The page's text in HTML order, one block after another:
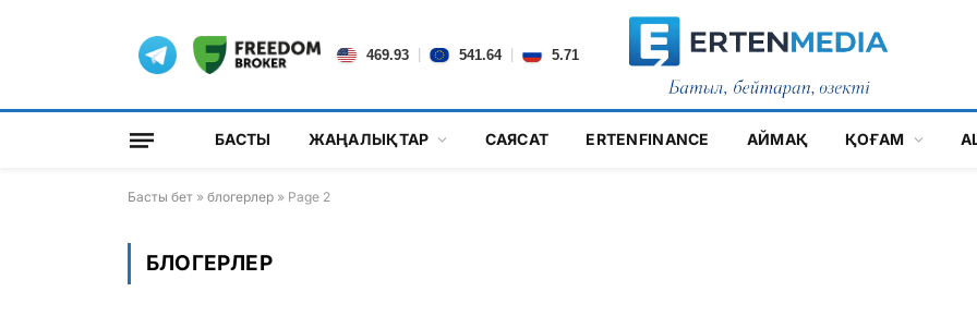
469.93 541.64 5.71
БАСТЫ ЖАҢАЛЫҚТАР САЯСАТ ERTENFINANCE АЙМАҚ ҚОҒАМ
Басты бет » блогерлер » Page 2
БЛОГЕРЛЕР